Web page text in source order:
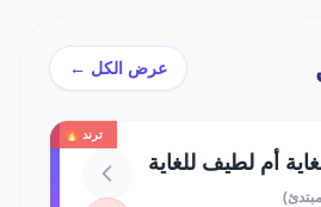
عرض الكل ←
ترند 🔥
أم لطيف للغاية